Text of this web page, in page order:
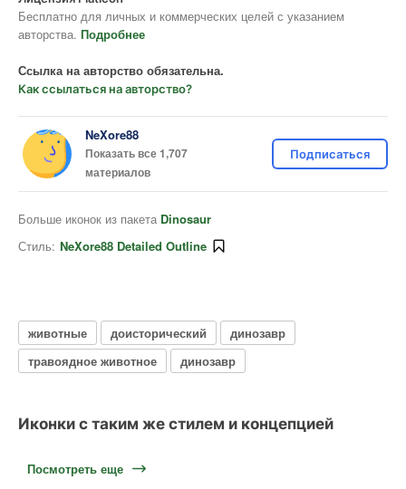
Бесплатно для личных и коммерческих целей с указанием
авторства. Подробнее
Ссылка на авторство обязательна.
Как ссылаться на авторство?
NeXore88
Показать все 1,707
материалов
Подписаться
Больше иконок из пакета Dinosaur
Стиль: NeXore88 Detailed Outline
животные доисторический
динозавр
травоядное животное
динозавр
Иконки с таким же стилем и концепцией
Посмотреть еще